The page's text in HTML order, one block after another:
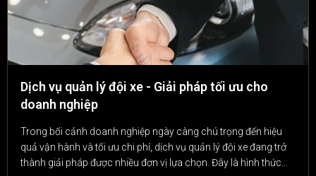
Dịch vụ quản lý đội xe - Giải pháp tối ưu cho
doanh nghiệp
Trong bối cảnh doanh nghiệp ngày càng chú trọng đến hiệu
quả vận hành và tối ưu chi phí, dịch vụ quản lý đội xe đang trở
thành giải pháp được nhiều đơn vị lựa chọn. Đây là hình thức